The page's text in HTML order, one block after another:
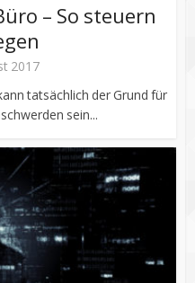
– So steuern
2017
tatsächlich der Grund für
sein...